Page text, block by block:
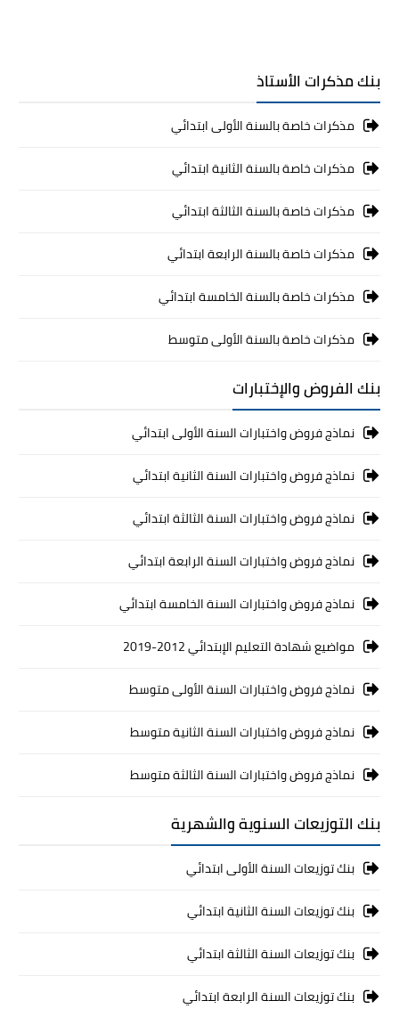
بنك مذكرات الأستاذ
مذكرات خاصة بالسنة الأولى ابتدائي
مذكرات خاصة بالسنة الثانية ابتدائي
مذكرات خاصة بالسنة الثالثة ابتدائي
مذكرات خاصة بالسنة الرابعة ابتدائي
مذكرات خاصة بالسنة الخامسة ابتدائي
مذكرات خاصة بالسنة الأولى متوسط
بنك الفروض والإختبارات
نماذج فروض واختبارات السنة الأولى ابتدائي
نماذج فروض واختبارات السنة الثانية ابتدائي
نماذج فروض واختبارات السنة الثالثة ابتدائي
نماذج فروض واختبارات السنة الرابعة ابتدائي
نماذج فروض واختبارات السنة الخامسة ابتدائي
مواضيع شهادة التعليم الإبتدائي 2012-2019
نماذج فروض واختبارات السنة الأولى متوسط
نماذج فروض واختبارات السنة الثانية متوسط
نماذج فروض واختبارات السنة الثالثة متوسط
بنك التوزيعات السنوية والشهرية
بنك توزيعات السنة الأولى ابتدائي
بنك توزيعات السنة الثانية ابتدائي
بنك توزيعات السنة الثالثة ابتدائي
بنك توزيعات السنة الرابعة ابتدائي